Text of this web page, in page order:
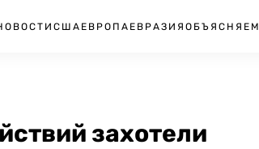
США ЕВРОПА ЕВРАЗИЯ ОБЪЯСНЯЕМ
захотели